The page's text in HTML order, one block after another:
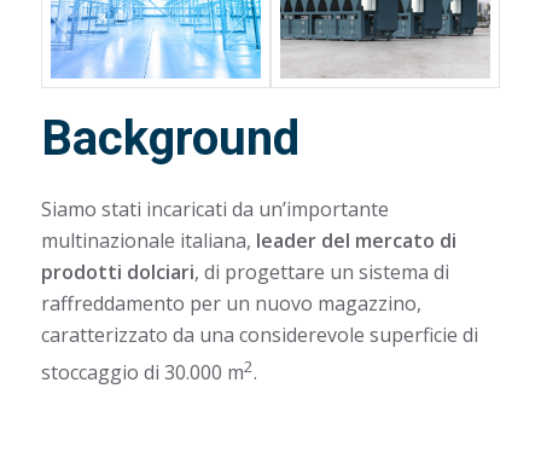
Background
Siamo stati incaricati da un’importante
multinazionale italiana, leader del mercato di
prodotti dolciari, di progettare un sistema di
raffreddamento per un nuovo magazzino,
caratterizzato da una considerevole superficie di
stoccaggio di 30.000 m2.